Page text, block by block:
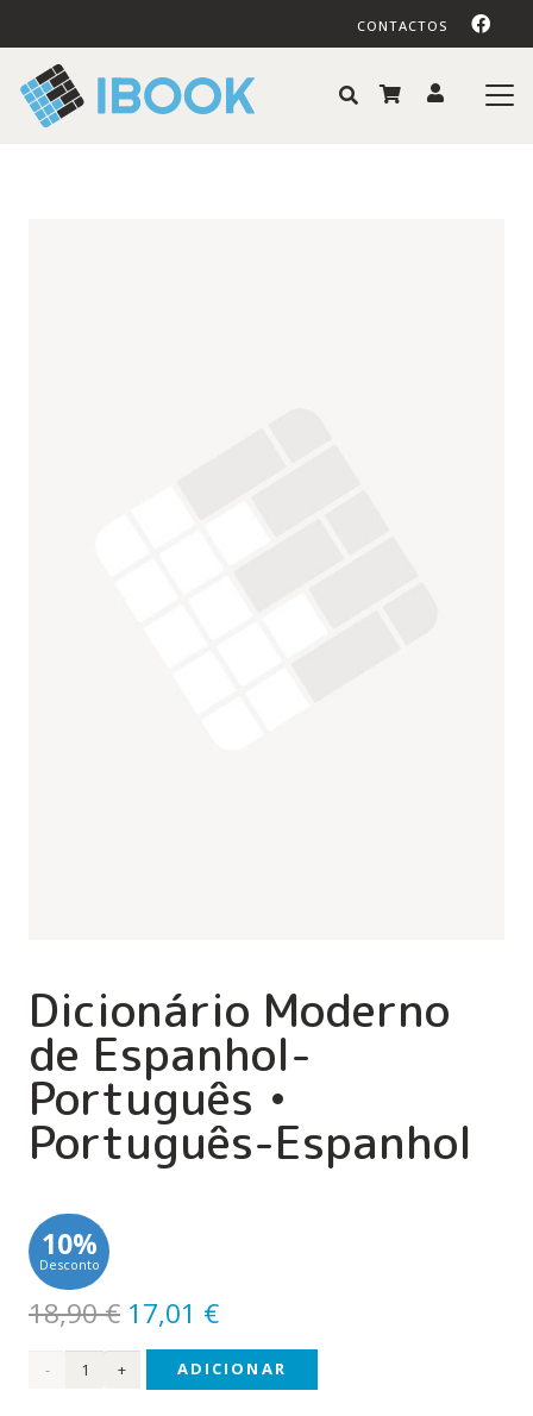
CONTACTOS
Dicionário Moderno
de Espanhol-
Português •
Português-Espanhol
10%
Desconto
18,90€ O
preço
original
17,01 €O
preço
atual
Quantidade
ADICIONAR